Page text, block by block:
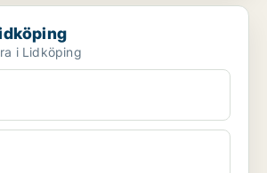
i Lidköping